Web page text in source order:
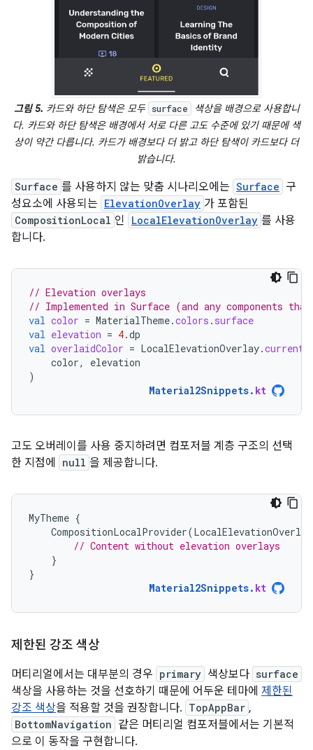
그림 5. 카드와 하단 탐색은 모두 surface
색상을 배경으로 사용합니
다. 카드와 하단 탐색은 배경에서 서로 다른 고도 수준에 있기 때문에 색
상이 약간 다릅니다. 카드가 배경보다 더 밝고 하단 탐색이 카드보다 더
밝습니다.
Surface 를 사용하지 않는 맞춤 시나리오에는 Surface 구
성요소에 사용되는 ElevationOverlay 가 포함된
CompositionLocal 인 LocalElevationOverlay 를 사용
합니다.
// Elevation overlays
// Implemented in Surface (and any components
val color = MaterialTheme.colors . surface
val elevation = 4.dp
val overlaidColor = LocalElevationOverlay.current
color,
elevation
)
Material2Snippets. kt
고도 오버레이를 사용 중지하려면 컴포저블 계층 구조의 선택
한 지점에
null 을 제공합니다.
MyTheme {
CompositionLocalProvider(LocalElevationOverlay
// Content without elevation overlays
}
}
Material2Snippets. kt
제한된 강조 색상
머티리얼에서는 대부분의 경우 primary 색상보다 surface
색상을 사용하는 것을 선호하기 때문에 어두운 테마에 제한된
강조 색상을 적용할 것을 권장합니다. TopAppBar ,
BottomNavigation 같은 머티리얼 컴포저블에서는 기본적
으로 이 동작을 구현합니다.